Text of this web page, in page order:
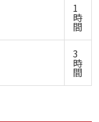
1
時
間
3
時
間